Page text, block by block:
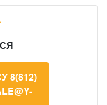
8(812)